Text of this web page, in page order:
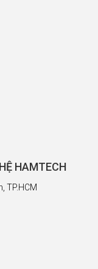
HAMTECH
TP.HCM